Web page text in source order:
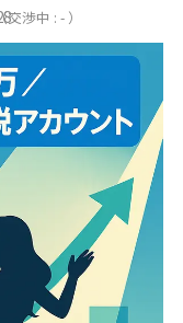
交渉中 : - ）